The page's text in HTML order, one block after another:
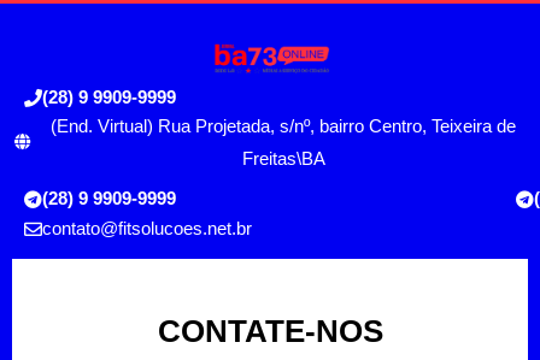
(28) 9 9909-9999
(End. Virtual) Rua Projetada, s/nº, bairro Centro, Teixeira de
Freitas\BA
(28) 9 9909-9999
contato@fitsolucoes.net.br
CONTATE-NOS